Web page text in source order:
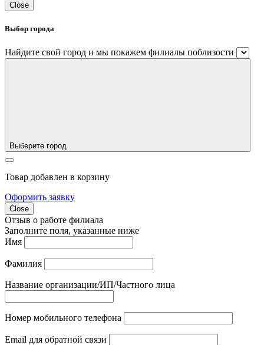
Close
Выбор города
Найдите свой город и мы покажем филиалы поблизости
Выберите город
Товар добавлен в корзину
Оформить заявку
Close
Отзыв о работе филиала
Заполните поля, указанные ниже
Имя
Фамилия
Название организации/ИП/Частного лица
Номер мобильного телефона
Email для обратной связи